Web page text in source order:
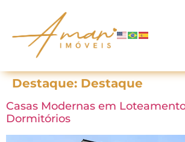
Destaque: Destaque
Casas Modernas em
Dormitórios